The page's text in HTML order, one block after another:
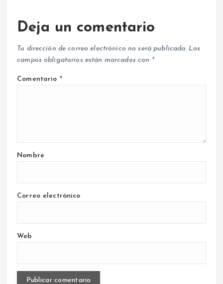
Deja un comentario
Tu dirección de correo electrónico no será publicada. Los
campos obligatorios están marcados con *
Comentario *
Nombre
Correo electrónico
Web